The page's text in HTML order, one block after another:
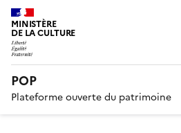
MINISTÈRE
DE LA CULTURE
POP
Plateforme ouverte du patrimoine